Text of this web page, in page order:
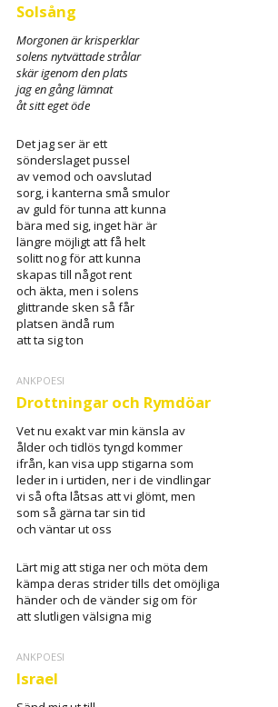
Solsång
Morgonen är krisperklar
solens nytvättade strålar
skär igenom den plats
jag en gång lämnat
åt sitt eget öde
Det jag ser är ett
sönderslaget pussel
av vemod och oavslutad
sorg, i kanterna små smulor
av guld för tunna att kunna
bära med sig, inget här är
längre möjligt att få helt
solitt nog för att kunna
skapas till något rent
och äkta, men i solens
glittrande sken så får
platsen ändå rum
att ta sig ton
ANKPOESI
Drottningar och Rymdöar
Vet nu exakt var min känsla av
ålder och tidlös tyngd kommer
ifrån, kan visa upp stigarna som
leder in i urtiden, ner i de vindlingar
vi så ofta låtsas att vi glömt, men
som så gärna tar sin tid
och väntar ut oss
Lärt mig att stiga ner och möta dem
kämpa deras strider tills det omöjliga
händer och de vänder sig om för
att slutligen välsigna mig
ANKPOESI
Israel